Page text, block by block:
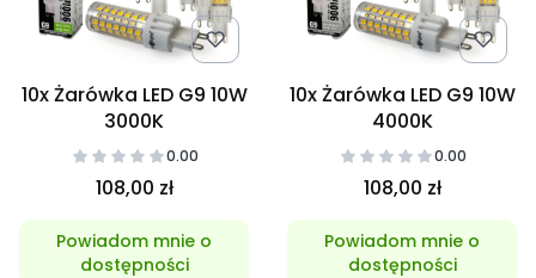
10x Żarówka LED G9 10W
3000K
0.00
108,00 zł
Powiadom mnie o
dostępności
10x Żarówka LED G9 10W
4000K
0.00
108,00 zł
Powiadom mnie o
dostępności